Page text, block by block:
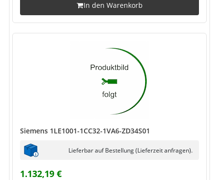
In den Warenkorb
Siemens 1LE1001-1CC32-1VA6-ZD34S01
Lieferbar auf Bestellung (Lieferzeit anfragen).
1.132,19 €